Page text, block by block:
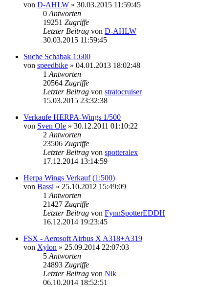
von D-AHLW » 30.03.2015 11:59:45
0 Antworten
19251 Zugriffe
Letzter Beitrag von D-AHLW
30.03.2015 11:59:45
Suche Schabak 1:600
von speedbike » 04.01.2013 18:02:48
1 Antworten
20564 Zugriffe
Letzter Beitrag von stratocruiser
15.03.2015 23:32:38
Verkaufe HERPA-Wings 1/500
von Sven Ole » 30.12.2011 01:10:22
2 Antworten
23506 Zugriffe
Letzter Beitrag von spotteralex
17.12.2014 13:14:59
Herpa Wings Verkauf (1:500)
von Bassi » 25.10.2012 15:49:09
1 Antworten
21427 Zugriffe
Letzter Beitrag von FynnSpotterEDDH
16.12.2014 19:23:45
FSX - Aerosoft Airbus X A318+A319
von Xylon » 25.09.2014 22:07:03
5 Antworten
24893 Zugriffe
Letzter Beitrag von Nik
06.10.2014 18:52:51